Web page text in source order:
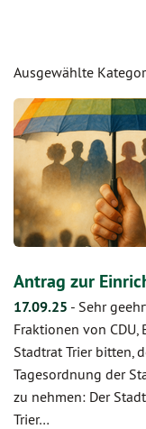
Ausgewählte
Antrag zur
17.09.25 - Sehr
Fraktionen von
Stadtrat Trier bitten,
Tagesordnung der
zu nehmen: Der
Trier…